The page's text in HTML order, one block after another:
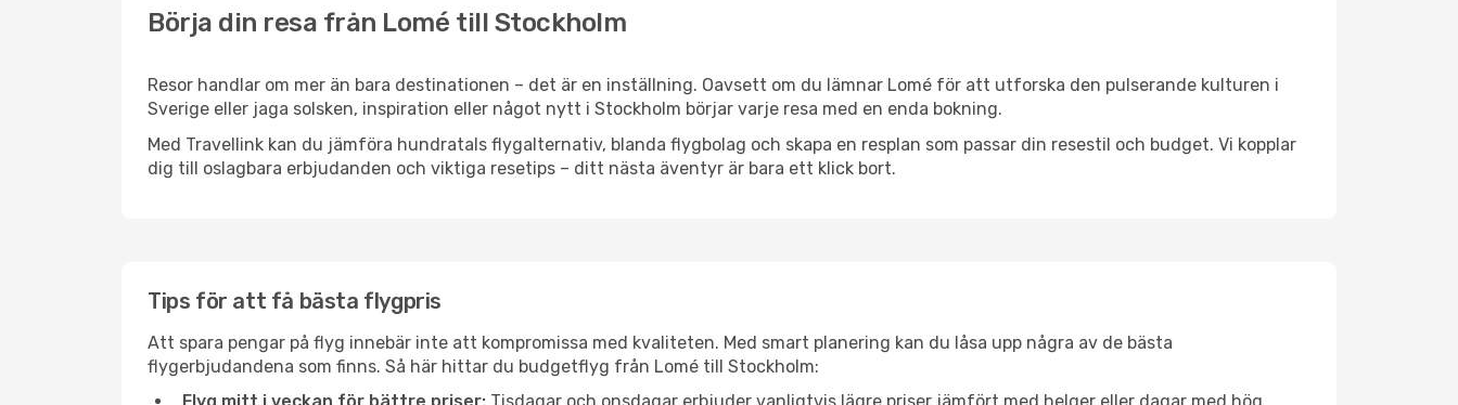
Börja din resa från Lomé till Stockholm
Resor handlar om mer än bara destinationen – det är en inställning. Oavsett om du lämnar Lomé för att utforska den pulserande kulturen i
Sverige eller jaga solsken, inspiration eller något nytt i Stockholm börjar varje resa med en enda bokning.
Med Travellink kan du jämföra hundratals flygalternativ, blanda flygbolag och skapa en resplan som passar din resestil och budget. Vi kopplar
dig till oslagbara erbjudanden och viktiga resetips – ditt nästa äventyr är bara ett klick bort.
Tips för att få bästa flygpris
Att spara pengar på flyg innebär inte att kompromissa med kvaliteten. Med smart planering kan du låsa upp några av de bästa
flygerbjudandena som finns. Så här hittar du budgetflyg från Lomé till Stockholm: